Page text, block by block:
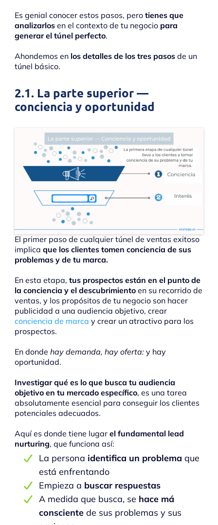
Es genial conocer estos pasos, pero tienes que
analizarlos en el contexto de tu negocio para
generar el túnel perfecto.
Ahondemos en los detalles de los tres pasos de un
túnel básico.
2.1. La parte superior —
conciencia y oportunidad
El primer paso de cualquier túnel de ventas exitoso
implica que los clientes tomen conciencia de sus
problemas y de tu marca.
En esta etapa, tus prospectos están en el punto de
la conciencia y el descubrimiento en su recorrido de
ventas, y los propósitos de tu negocio son hacer
publicidad a una audiencia objetivo, crear
conciencia de marca y crear un atractivo para los
prospectos.
En donde hay demanda, hay oferta: y hay
oportunidad.
Investigar qué es lo que busca tu audiencia
objetivo en tu mercado específico, es una tarea
absolutamente esencial para conseguir los clientes
potenciales adecuados.
Aquí es donde tiene lugar el fundamental lead
nurturing, que funciona así:
La persona identifica un problema que
está enfrentando
Empieza a buscar respuestas
A medida que busca, se hace má
consciente de sus problemas y sus